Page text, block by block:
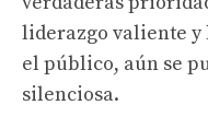
liderazgo valiente y
el público, aún se
silenciosa.